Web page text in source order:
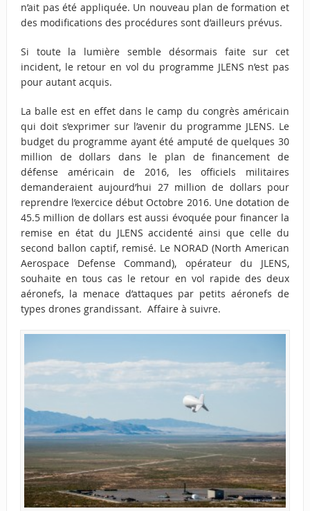
n’ait pas été appliquée. Un nouveau plan de formation et
des modifications des procédures sont d’ailleurs prévus.
Si toute la lumière semble désormais faite sur cet
incident, le retour en vol du programme JLENS n’est pas
pour autant acquis.
La balle est en effet dans le camp du congrès américain
qui doit s’exprimer sur l’avenir du programme JLENS. Le
budget du programme ayant été amputé de quelques 30
million de dollars dans le plan de financement de
défense américain de 2016, les officiels militaires
demanderaient aujourd’hui 27 million de dollars pour
reprendre l’exercice début Octobre 2016. Une dotation de
45.5 million de dollars est aussi évoquée pour financer la
remise en état du JLENS accidenté ainsi que celle du
second ballon captif, remisé. Le NORAD (North American
Aerospace Defense Command), opérateur du JLENS,
souhaite en tous cas le retour en vol rapide des deux
aéronefs, la menace d’attaques par petits aéronefs de
types drones grandissant. Affaire à suivre.